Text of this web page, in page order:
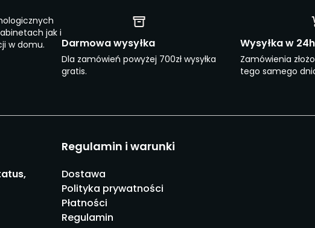
jak i
w domu.
Darmowa wysyłka
Dla zamówień powyżej 700zł wysyłka
gratis.
Wysyłka w 24h
Zamówienia
tego samego
Regulamin i warunki
Dostawa
Polityka prywatności
Płatności
Regulamin